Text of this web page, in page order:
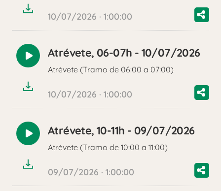
10/07/2026 · 1:00:00
Reproducir
audio
Atrévete, 06-07h - 10/07/2026
Atrévete (Tramo de 06:00 a 07:00)
10/07/2026 · 1:00:00
Reproducir
audio
Atrévete, 10-11h - 09/07/2026
Atrévete (Tramo de 10:00 a 11:00)
09/07/2026 · 1:00:00